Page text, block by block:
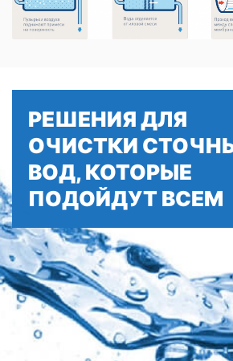
РЕШЕНИЯ ДЛЯ
ОЧИСТКИ
ВОД, КОТОРЫЕ
ПОДОЙДУТ ВСЕМ